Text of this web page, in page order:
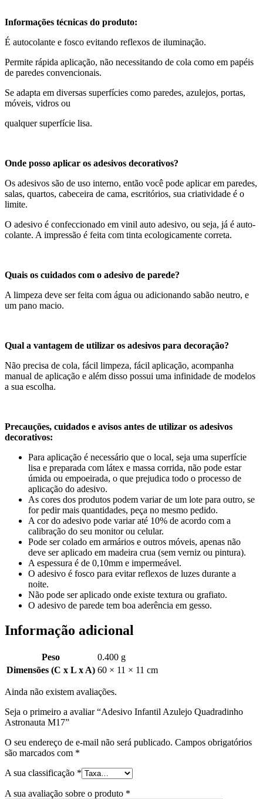
Informações técnicas do produto:
É autocolante e fosco evitando reflexos de iluminação.
Permite rápida aplicação, não necessitando de cola como em papéis
de paredes convencionais.
Se adapta em diversas superfícies como paredes, azulejos, portas,
móveis, vidros ou
qualquer superfície lisa.
Onde posso aplicar os adesivos decorativos?
Os adesivos são de uso interno, então você pode aplicar em paredes,
salas, quartos, cabeceira de cama, escritórios, sua criatividade é o
limite.
O adesivo é confeccionado em vinil auto adesivo, ou seja, já é auto-
colante. A impressão é feita com tinta ecologicamente correta.
Quais os cuidados com o adesivo de parede?
A limpeza deve ser feita com água ou adicionando sabão neutro, e
um pano macio.
Qual a vantagem de utilizar os adesivos para decoração?
Não precisa de cola, fácil limpeza, fácil aplicação, acompanha
manual de aplicação e além disso possui uma infinidade de modelos
a sua escolha.
Precauções, cuidados e avisos antes de utilizar os adesivos
decorativos:
Para aplicação é necessário que o local, seja uma superfície
lisa e preparada com látex e massa corrida, não pode estar
úmida ou empoeirada, o que prejudica todo o processo de
aplicação do adesivo.
As cores dos produtos podem variar de um lote para outro, se
for pedir mais quantidades, peça no mesmo pedido.
A cor do adesivo pode variar até 10% de acordo com a
calibração do seu monitor ou celular.
Pode ser colado em armários e outros móveis, apenas não
deve ser aplicado em madeira crua (sem verniz ou pintura).
A espessura é de 0,10mm e impermeável.
O adesivo é fosco para evitar reflexos de luzes durante a
noite.
Não pode ser aplicado onde existe textura ou grafiato.
O adesivo de parede tem boa aderência em gesso.
Informação adicional
Peso
0.400 g
Dimensões (C x L x A) 60 × 11 × 11 cm
Ainda não existem avaliações.
Seja o primeiro a avaliar “Adesivo Infantil Azulejo Quadradinho
Astronauta M17”
O seu endereço de e-mail não será publicado. Campos obrigatórios
são marcados com *
A sua classificação *
A sua avaliação sobre o produto *